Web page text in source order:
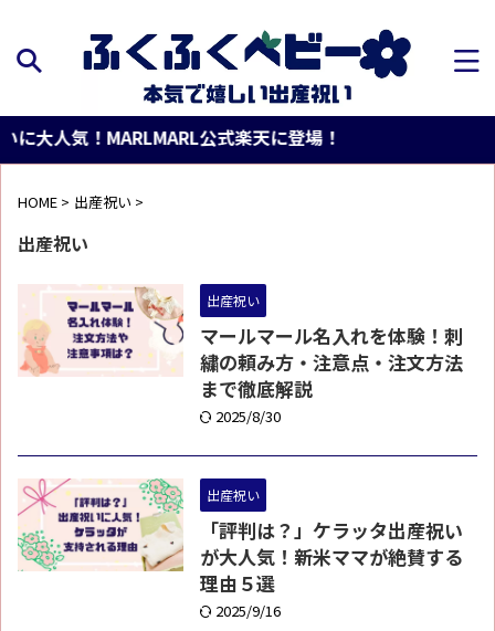
人気！MARLMARL公式楽天に登場！
HOME > 出産祝い >
出産祝い
出産祝い
マールマール名入れを体験！刺
繍の頼み方・注意点・注文方法
まで徹底解説
2025/8/30
出産祝い
「評判は？」ケラッタ出産祝い
が大人気！新米ママが絶賛する
理由５選
2025/9/16